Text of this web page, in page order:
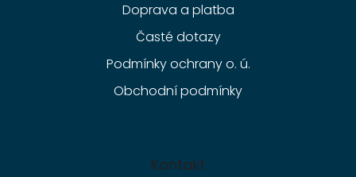
Doprava a platba
Časté dotazy
Podmínky ochrany o. ú.
Obchodní podmínky
Kontakt